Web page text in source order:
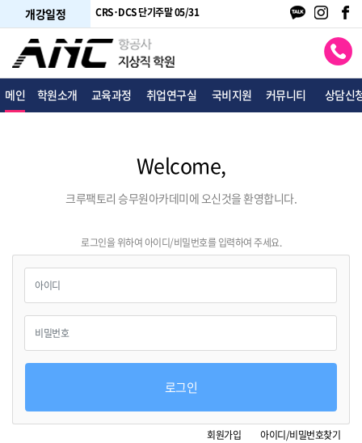
개강일정
기평일 05/21 CRS·DCS 단기주말 05/31 여행사 토파스 05/22
메인 학원소개 교육과정 취업연구실 국비지원 커뮤니티 상담신
Welcome,
크루팩토리 승무원아카데미에 오신것을 환영합니다.
로그인을 위하여 아이디/비밀번호를 입력하여 주세요.
로그인
회원가입 아이디/비밀번호찾기